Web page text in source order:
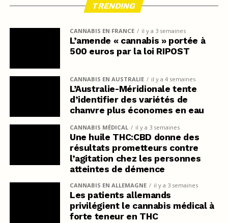
TRENDING
CANNABIS EN FRANCE il y a 3 semaines
L’amende « cannabis » portée à
500 euros par la loi RIPOST
CANNABIS EN AUSTRALIE il y a 4 semaines
L’Australie-Méridionale tente
d’identifier des variétés de
chanvre plus économes en eau
CANNABIS MÉDICAL il y a 3 semaines
Une huile THC:CBD donne des
résultats prometteurs contre
l’agitation chez les personnes
atteintes de démence
CANNABIS EN ALLEMAGNE il y a 3 semaines
Les patients allemands
privilégient le cannabis médical à
forte teneur en THC